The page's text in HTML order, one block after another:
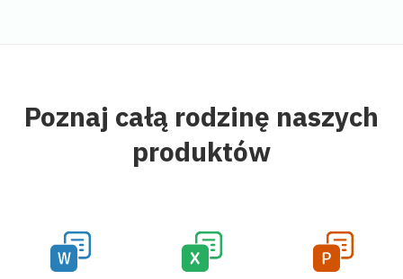
Poznaj całą rodzinę naszych
produktów